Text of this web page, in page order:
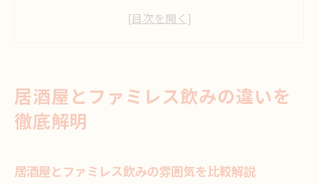
居酒屋で味わう体験とファミレス飲みの手
居酒屋とファミレス飲みの利用ルールを整
理
暗黙ルールから紐解く居酒屋の魅力とは
居酒屋とファミレス飲みの違いを
徹底解明
居酒屋とファミレス飲みの雰囲気を比較解説